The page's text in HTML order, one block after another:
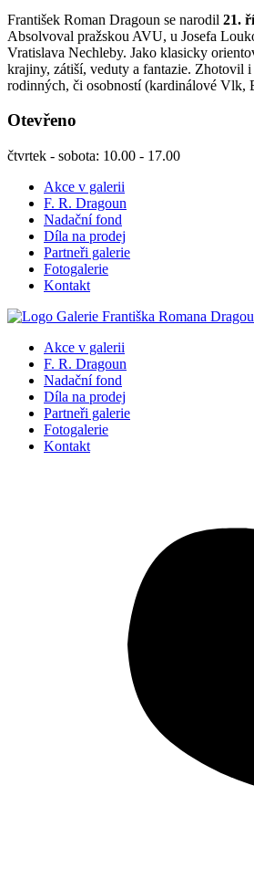
František Roman Dragoun se narodil 21.
Absolvoval pražskou AVU, u Josefa
Vratislava Nechleby. Jako klasicky
krajiny, zátiší, veduty a fantazie. Zhotovil
rodinných, či osobností (kardinálové Vlk,
Otevřeno
čtvrtek - sobota: 10.00 - 17.00
Akce v galerii
F. R. Dragoun
Nadační fond
Díla na prodej
Partneři galerie
Fotogalerie
Kontakt
Akce v galerii
F. R. Dragoun
Nadační fond
Díla na prodej
Partneři galerie
Fotogalerie
Kontakt